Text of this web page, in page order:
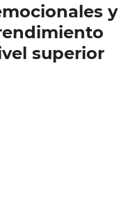
y
superior